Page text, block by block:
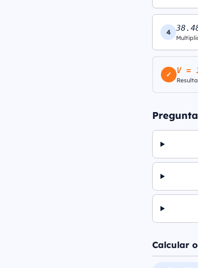
4
✓ V =
Calcular